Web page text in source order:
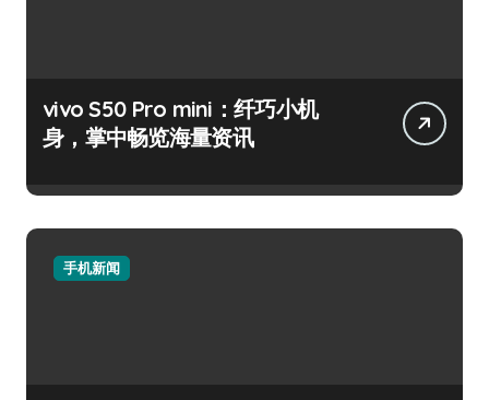
vivo S50 Pro mini：纤巧小机
身，掌中畅览海量资讯
手机新闻